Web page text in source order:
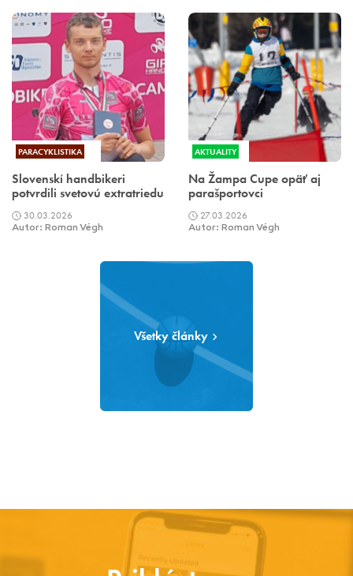
PARACYKLISTIKA
Slovenskí handbikeri
potvrdili svetovú extratriedu
30.03.2026
Autor: Roman Végh
AKTUALITY
Na Žampa Cupe opäť aj
parašportovci
27.03.2026
Autor: Roman Végh
Všetky články